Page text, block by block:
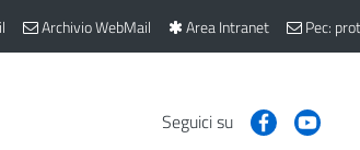
Archivio WebMail Area Intranet Pec:
Seguici su